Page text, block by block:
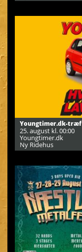
Youngtimer.dk-træf
25. august kl. 00:00
Youngtimer.dk
Ny Ridehus